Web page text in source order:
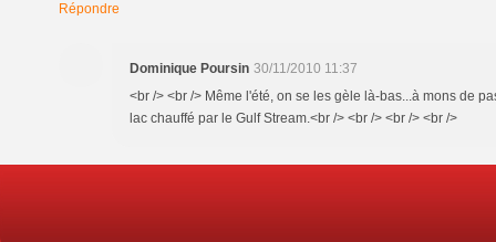
Répondre
Dominique Poursin 30/11/2010 11:37
<br /> <br /> Même l'été, on se les gèle là-bas...à mons de
lac chauffé par le Gulf Stream.<br /> <br /> <br /> <br />